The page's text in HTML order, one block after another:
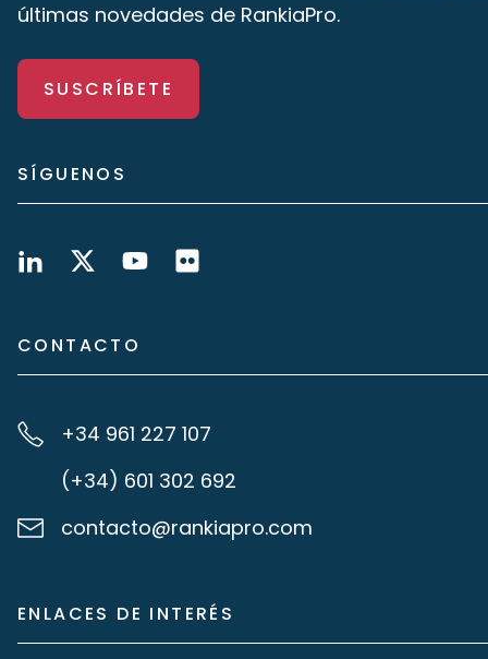
últimas novedades de RankiaPro.
SUSCRÍBETE
SÍGUENOS
CONTACTO
+34 961 227 107
(+34) 601 302 692
contacto@rankiapro.com
ENLACES DE INTERÉS